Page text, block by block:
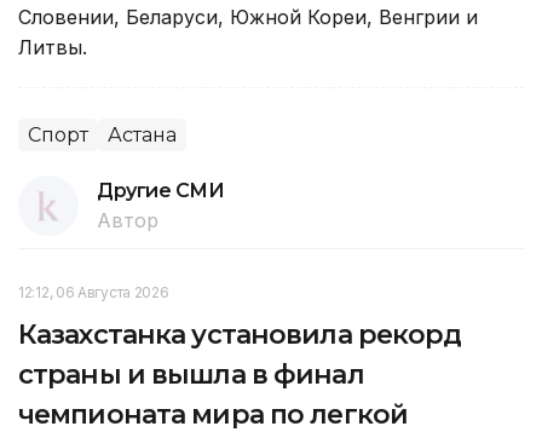
Словении, Беларуси, Южной Кореи, Венгрии и
Литвы.
Спорт Астана
Другие СМИ
Автор
12:12, 06 Августа 2026
Казахстанка установила рекорд
страны и вышла в финал
чемпионата мира по легкой